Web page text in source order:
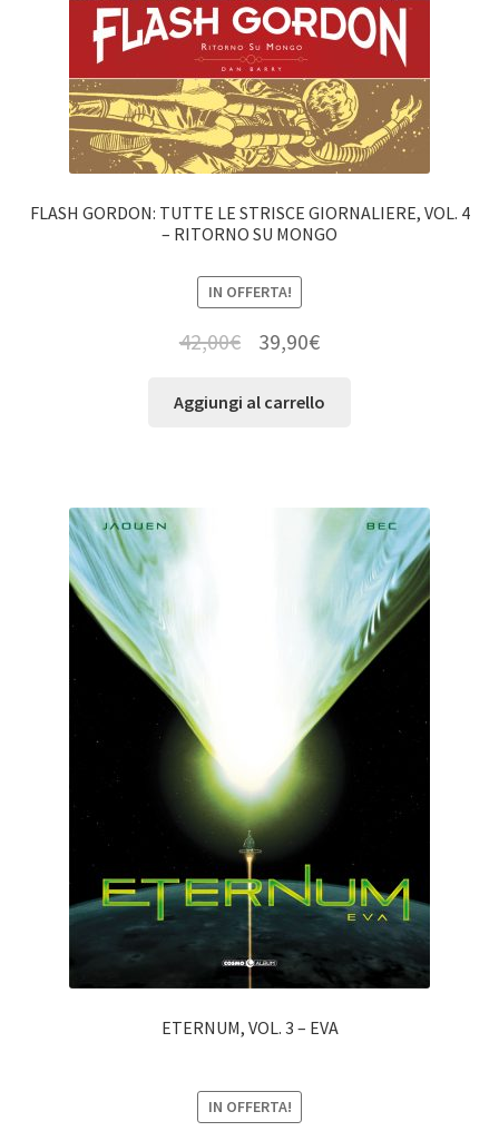
FLASH GORDON: TUTTE LE STRISCE GIORNALIERE, VOL. 4
– RITORNO SU MONGO
IN OFFERTA!
42,00€ 39,90€
Aggiungi al carrello
ETERNUM, VOL. 3 – EVA
IN OFFERTA!